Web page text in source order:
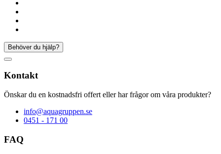
Behöver du hjälp?
Kontakt
Önskar du en kostnadsfri offert eller har frågor om våra produkter?
info@aquagruppen.se
0451 - 171 00
FAQ